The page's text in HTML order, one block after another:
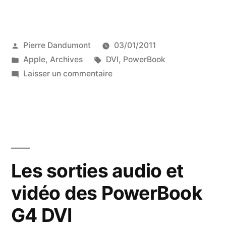
et
vidéo
et
17
Publié
par
Pierre Dandumont
03/01/2011
Publié
dans
Apple, Archives Étiquettes :
DVI, PowerBook
Laisser un commentairesur
PowerBook
G4
15
Les sorties audio et
vidéo des PowerBook
G4 DVI